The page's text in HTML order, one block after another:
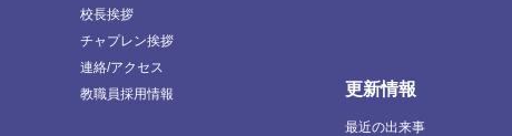
校長挨拶
チャプレン挨拶
連絡/アクセス
教職員採用情報
更新情報
最近の出来事